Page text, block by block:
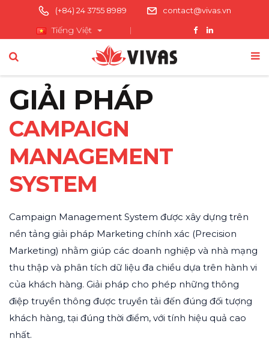
(+84) 24 3755 8989 contact@vivas.vn
Tiếng Việt
GIẢI PHÁP
CAMPAIGN
MANAGEMENT
SYSTEM
Campaign Management System được xây dựng trên
nền tảng giải pháp Marketing chính xác (Precision
Marketing) nhằm giúp các doanh nghiệp và nhà mạng
thu thập và phân tích dữ liệu đa chiều dựa trên hành vi
của khách hàng. Giải pháp cho phép những thông
điệp truyền thông được truyền tải đến đúng đối tượng
khách hàng, tại đúng thời điểm, với tính hiệu quả cao
nhất.